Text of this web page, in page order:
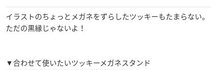
イラストのちょっとメガネをずらしたツッキーもたまらない。
ただの黒縁じゃないよ！
▼合わせて使いたいツッキーメガネスタンド